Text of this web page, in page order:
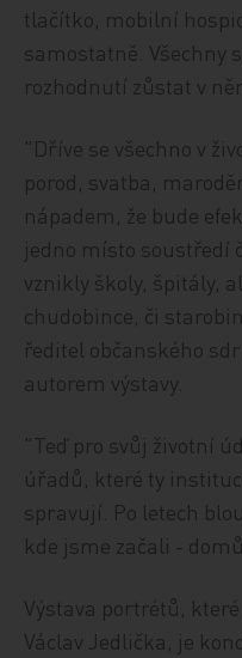
tlačítko, mobilní
samostatně. Všechny
rozhodnutí zůstat v
"Dříve se všechno v
porod, svatba,
nápadem, že bude
jedno místo soustředí
vznikly školy, špitály,
chudobince, či
ředitel občanského
autorem výstavy.
"Teď pro svůj životní
úřadů, které ty
spravují. Po letech
kde jsme začali -
Výstava portrétů,
Václav Jedlička, je